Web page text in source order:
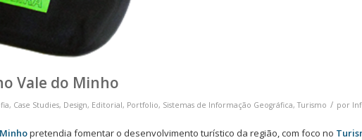
Vale do Minho
, Case Studies, Design, Editorial, Portfolio, Sistemas de Informação Geográfica,Turismo / por
pretendia fomentar o desenvolvimento turístico da região, com foco no